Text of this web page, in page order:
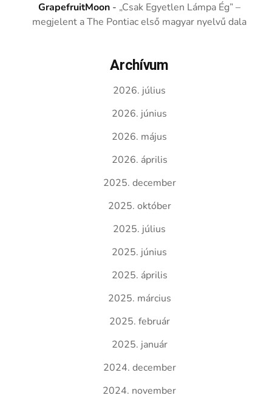
GrapefruitMoon - „Csak Egyetlen Lámpa Ég” –
megjelent a The Pontiac első magyar nyelvű dala
Archívum
2026. július
2026. június
2026. május
2026. április
2025. december
2025. október
2025. július
2025. június
2025. április
2025. március
2025. február
2025. január
2024. december
2024. november